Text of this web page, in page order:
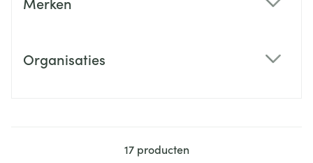
Organisaties
17producten